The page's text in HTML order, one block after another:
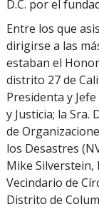
D.C. por el
Entre los que
dirigirse a las
estaban el
distrito 27 de
Presidenta y
y Justicia; la Sra.
de
los Desastres
Mike Silverstein,
Vecindario de
Distrito de